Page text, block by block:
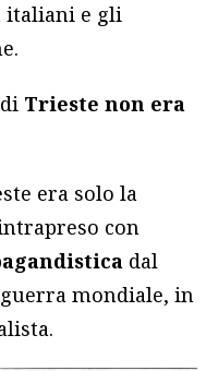
italiani e gli
Trieste non era
era solo la
con
dal
mondiale, in